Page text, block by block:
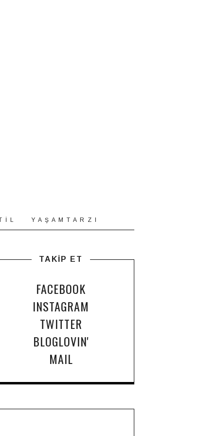
İ L Y A Ş A M T A R Z I
TAKİP ET
FACEBOOK
INSTAGRAM
TWITTER
BLOGLOVIN'
MAIL